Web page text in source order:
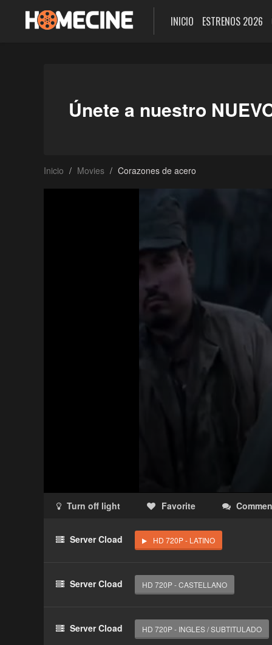
INICIO ESTRENOS 2026
Únete a nuestro
Inicio Movies Corazones de acero
Acceso Requerido
Haz clic 3 veces en el botón para desbloquear
Clic 1 - Abrir primer enlace
Clics: 0/3
El acceso expira en 1 hora
Turn off light Favorite
Server Cload HD 720P - LATINO
Server Cload HD 720P - CASTELLANO
Server Cload HD 720P - INGLES / SUBTITULADO